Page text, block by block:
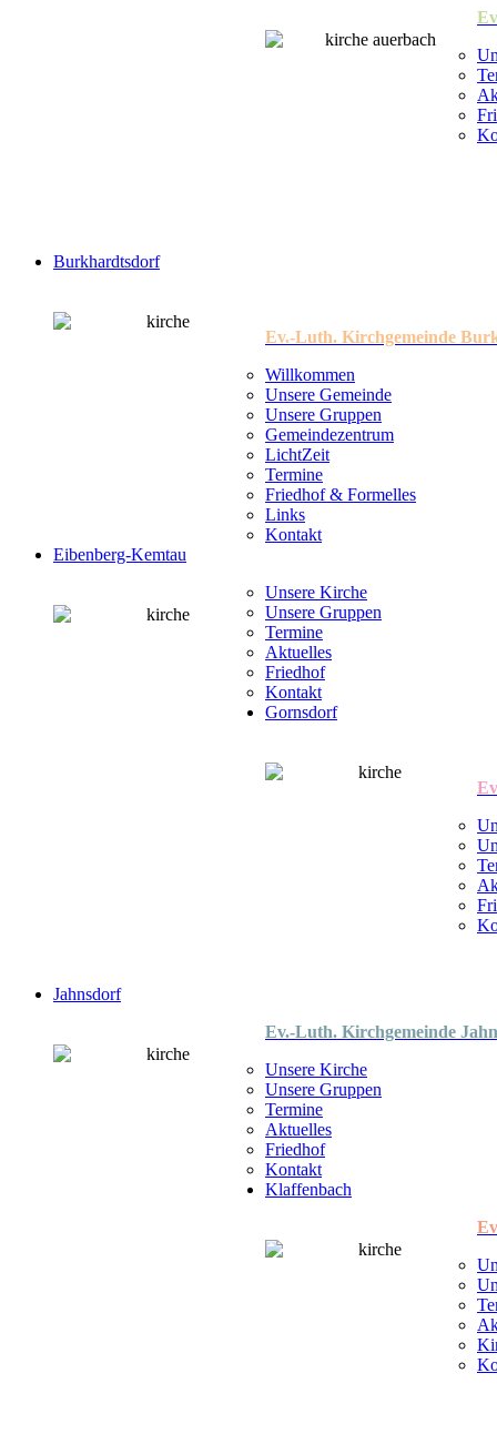
Burkhardtsdorf
Ev.-Luth. Kirchgemeinde
Willkommen
Unsere Gemeinde
Unsere Gruppen
Gemeindezentrum
LichtZeit
Termine
Friedhof & Formelles
Links
Kontakt
Eibenberg-Kemtau
Unsere Kirche
Unsere Gruppen
Termine
Aktuelles
Friedhof
Kontakt
Gornsdorf
Jahnsdorf
Ev.-Luth. Kirchgemeinde
Unsere Kirche
Unsere Gruppen
Termine
Aktuelles
Friedhof
Kontakt
Klaffenbach